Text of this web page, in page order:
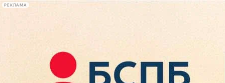
РЕКЛАМА
Сегодня:
2026.08.07
12:43